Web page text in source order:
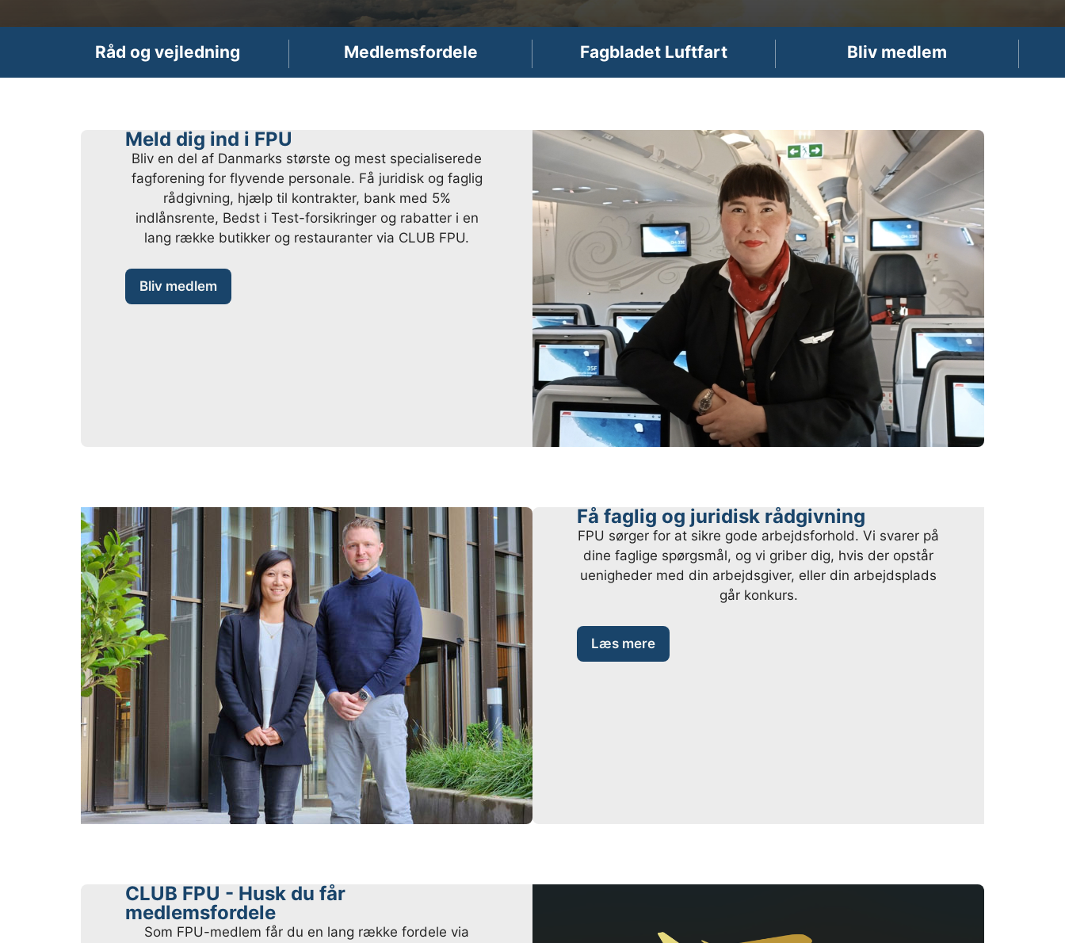
Råd og vejledning Medlemsfordele Fagbladet Luftfart Bliv medlem
Meld dig ind i FPU
Bliv en del af Danmarks største og mest specialiserede
fagforening for flyvende personale. Få juridisk og faglig
rådgivning, hjælp til kontrakter, bank med 5%
indlånsrente, Bedst i Test-forsikringer og rabatter i en
lang række butikker og restauranter via CLUB FPU.
Bliv medlem
Få faglig og juridisk rådgivning
FPU sørger for at sikre gode arbejdsforhold. Vi svarer på
dine faglige spørgsmål, og vi griber dig, hvis der opstår
uenigheder med din arbejdsgiver, eller din arbejdsplads
går konkurs.
Læs mere
CLUB FPU - Husk du får
medlemsfordele
Som FPU-medlem får du en lang række fordele via